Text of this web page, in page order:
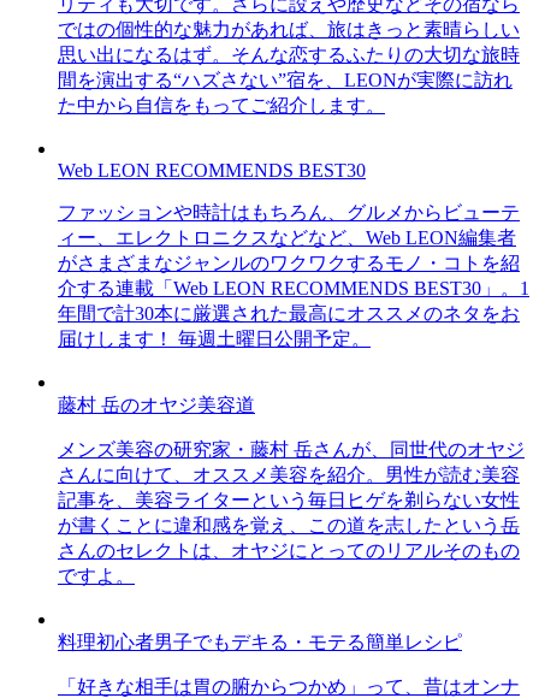
リティも大切です。さらに設えや歴史などその宿なら
ではの個性的な魅力があれば、旅はきっと素晴らしい
思い出になるはず。そんな恋するふたりの大切な旅時
間を演出する“ハズさない”宿を、LEONが実際に訪れ
た中から自信をもってご紹介します。
Web LEON RECOMMENDS BEST30
ファッションや時計はもちろん、グルメからビューテ
ィー、エレクトロニクスなどなど、Web LEON編集者
がさまざまなジャンルのワクワクするモノ・コトを紹
介する連載「Web LEON RECOMMENDS BEST30」。1
年間で計30本に厳選された最高にオススメのネタをお
届けします！ 毎週土曜日公開予定。
藤村 岳のオヤジ美容道
メンズ美容の研究家・藤村 岳さんが、同世代のオヤジ
さんに向けて、オススメ美容を紹介。男性が読む美容
記事を、美容ライターという毎日ヒゲを剃らない女性
が書くことに違和感を覚え、この道を志したという岳
さんのセレクトは、オヤジにとってのリアルそのもの
ですよ。
料理初心者男子でもデキる・モテる簡単レシピ
「好きな相手は胃の腑からつかめ」って、昔はオンナ